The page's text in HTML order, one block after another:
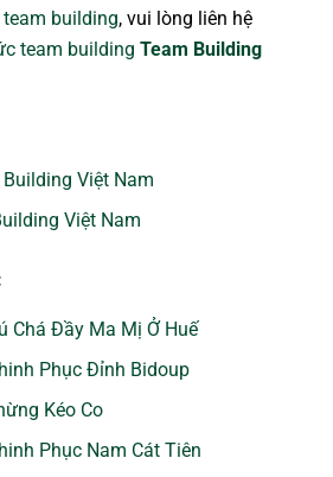
building, vui lòng liên hệ
team building Team Building
Việt Nam
Việt Nam
Chá Đầy Ma Mị Ở Huế
Phục Đỉnh Bidoup
Kéo Co
Phục Nam Cát Tiên